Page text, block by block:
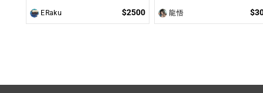
吸引。
ERaku $2500
以「美型畫風」加上「黑白
點」的方式繪製小說、漫畫黑
龍悟